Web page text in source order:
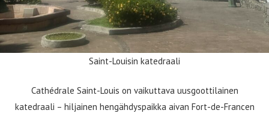
Saint-Louisin katedraali
Cathédrale Saint-Louis on vaikuttava uusgoottilainen
katedraali – hiljainen hengähdyspaikka aivan Fort-de-Francen